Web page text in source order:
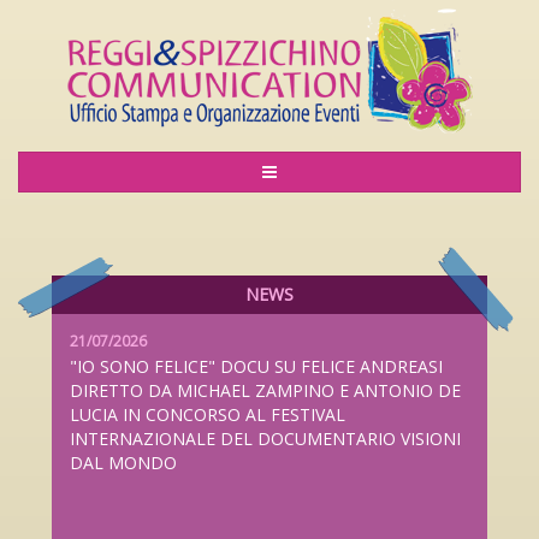
NEWS
06/08/2026
LILIANA CAVANI PREMIO ALLA CARRIERA AL
LUCCA FILM FESTIVAL 2026 DAL 26 SETTEMBRE
AL 4 OTTOBRE
21/07/2026
"IO SONO FELICE" DOCU SU FELICE ANDREASI
DIRETTO DA MICHAEL ZAMPINO E ANTONIO DE
LUCIA IN CONCORSO AL FESTIVAL
INTERNAZIONALE DEL DOCUMENTARIO VISIONI
DAL MONDO